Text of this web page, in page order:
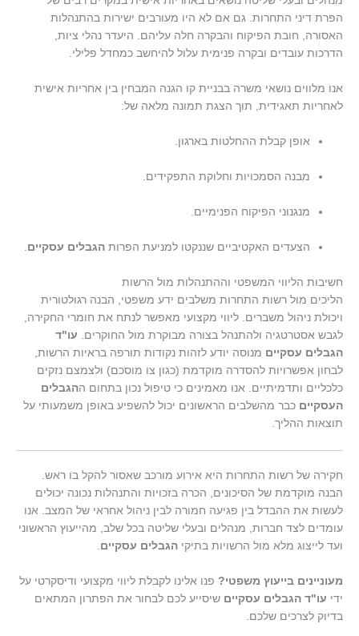
הפרת דיני התחרות. גם אם לא היו מעורבים ישירות בהתנהלות
האסורה, חובת הפיקוח והבקרה חלה עליהם. היעדר נהלי ציות,
הדרכות עובדים ובקרה פנימית עלול להיחשב כמחדל פלילי.
אנו מלווים נושאי משרה בבניית קו הגנה המבחין בין אחריות אישית
לאחריות תאגידית, תוך הצגת תמונה מלאה של:
אופן קבלת ההחלטות בארגון.
מבנה הסמכויות וחלוקת התפקידים.
מנגנוני הפיקוח הפנימיים.
הצעדים האקטיביים שננקטו למניעת הפרותהגבלים עסקיים
חשיבות הליווי המשפטי וההתנהלות מול הרשות
הליכים מול רשות התחרות משלבים ידע משפטי, הבנה רגולטורית
ויכולת ניהול משברים. ליווי מקצועי מאפשר לנתח את חומרי החקירה,
לגבש אסטרטגיה ולהתנהל בצורה מבוקרת מול החוקרים. עו"ד
הגבלים עסקיים מנוסה יודע לזהות נקודות תורפה בראיות הרשות,
לבחון אפשרויות להסדרה מוקדמת (כגון צו מוסכם) ולצמצם נזקים
כלכליים ותדמיתיים. אנו מאמינים כי טיפול נכון בתחום ההגבלים
העסקיים כבר מהשלבים הראשונים יכול להשפיע באופן משמעותי על
תוצאות ההליך.
חקירה של רשות התחרות היא אירוע מורכב שאסור להקל בו ראש.
הבנה מוקדמת של הסיכונים, הכרה בזכויות והתנהלות נכונה יכולים
לעשות את ההבדל בין פגיעה חמורה לבין ניהול אחראי של המצב. אנו
עומדים לצד חברות, מנהלים ובעלי שליטה בכל שלב, מהייעוץ הראשוני
ועד לייצוג מלא מול הרשויות בתיקי הגבלים עסקיים.
מעוניינים בייעוץ משפטי? פנו אלינו לקבלת ליווי מקצועי ודיסקרטי על
ידי עו"ד הגבלים עסקיים שיסייע לכם לבחור את הפתרון המתאים
בדיוק לצרכים שלכם.